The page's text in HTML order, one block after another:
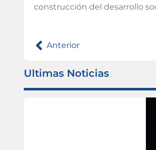
construcción del desarrollo
Anterior
Ultimas Noticias